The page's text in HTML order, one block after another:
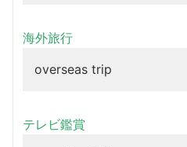
海外旅行
overseas trip
テレビ鑑賞